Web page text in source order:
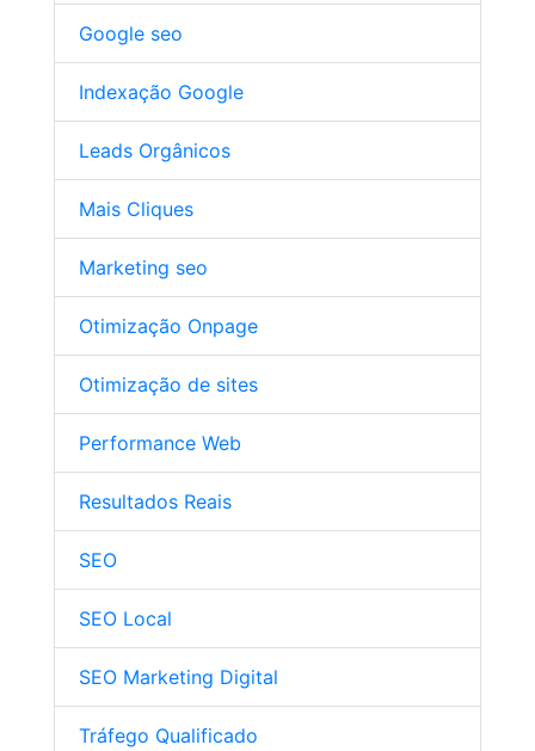
Google seo
Indexação Google
Leads Orgânicos
Mais Cliques
Marketing seo
Otimização Onpage
Otimização de sites
Performance Web
Resultados Reais
SEO
SEO Local
SEO Marketing Digital
Tráfego Qualificado